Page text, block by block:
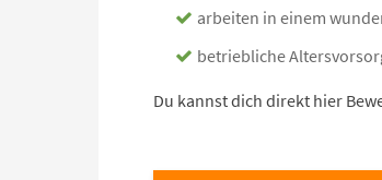
arbeiten in einem
betriebliche
Du kannst dich direkt hier